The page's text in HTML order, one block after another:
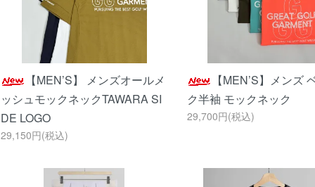
【MEN’S】 メンズオールメ
ッシュモックネックTAWARA SI
DE LOGO
29,150円(税込)
【MEN’S】メンズ
ク半袖 モックネック
29,700円(税込)